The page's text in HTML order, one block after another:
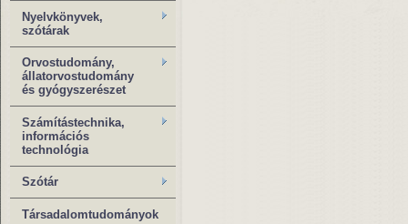
Nyelvkönyvek,
szótárak
Orvostudomány,
állatorvostudomány
és gyógyszerészet
Számítástechnika,
információs
technológia
Szótár
Társadalomtudományok